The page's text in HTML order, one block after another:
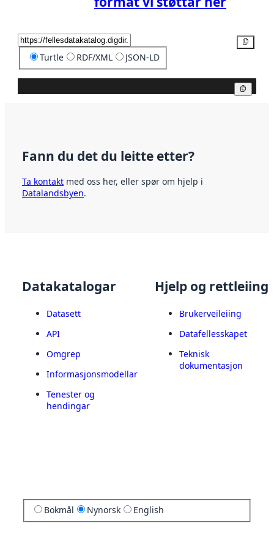
Turtle RDF/XML JSON-LD
Fann du det du leitte etter?
Ta kontakt med oss her, eller spør om hjelp i
Datalandsbyen.
Datakatalogar
Datasett
API
Omgrep
Informasjonsmodellar
Tenester og
hendingar
Hjelp og rettleiing
Brukerveileiing
Datafellesskapet
Teknisk
dokumentasjon
Bokmål Nynorsk English